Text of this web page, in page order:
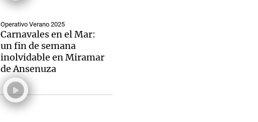
Operativo Verano 2025
Carnavales en el Mar:
un fin de semana
inolvidable en Miramar
de Ansenuza